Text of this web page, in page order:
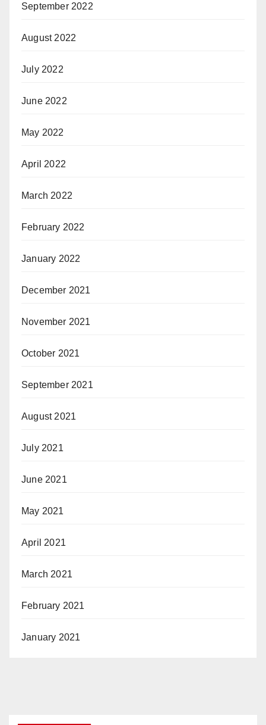
September 2022
August 2022
July 2022
June 2022
May 2022
April 2022
March 2022
February 2022
January 2022
December 2021
November 2021
October 2021
September 2021
August 2021
July 2021
June 2021
May 2021
April 2021
March 2021
February 2021
January 2021